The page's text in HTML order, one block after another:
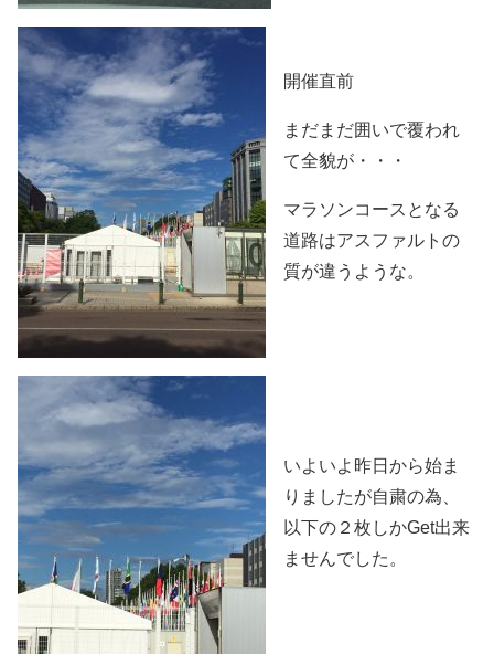
開催直前
まだまだ囲いで覆われ
て全貌が・・・
マラソンコースとなる
道路はアスファルトの
質が違うような。
いよいよ昨日から始ま
りましたが自粛の為、
以下の２枚しかGet出来
ませんでした。